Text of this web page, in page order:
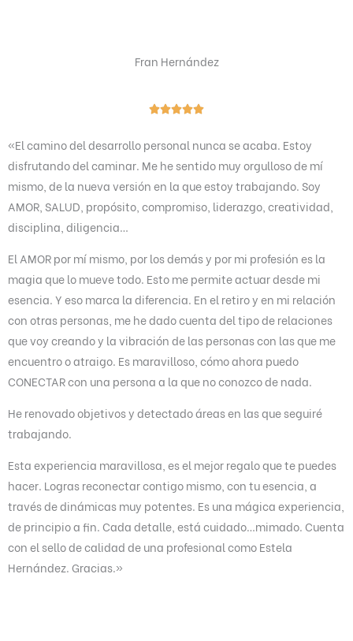
5
e
Fran Hernández
V
l
o
r
a
«El camino del desarrollo personal nunca se acaba. Estoy
disfrutando del caminar. Me he sentido muy orgulloso de mí
mismo, de la nueva versión en la que estoy trabajando. Soy
AMOR, SALUD, propósito, compromiso, liderazgo, creatividad,
disciplina, diligencia…
El AMOR por mí mismo, por los demás y por mi profesión es la
magia que lo mueve todo. Esto me permite actuar desde mi
esencia. Y eso marca la diferencia. En el retiro y en mi relación
con otras personas, me he dado cuenta del tipo de relaciones
que voy creando y la vibración de las personas con las que me
encuentro o atraigo. Es maravilloso, cómo ahora puedo
CONECTAR con una persona a la que no conozco de nada.
He renovado objetivos y detectado áreas en las que seguiré
trabajando.
Esta experiencia maravillosa, es el mejor regalo que te puedes
hacer. Logras reconectar contigo mismo, con tu esencia, a
través de dinámicas muy potentes. Es una mágica experiencia,
de principio a fin. Cada detalle, está cuidado…mimado. Cuenta
con el sello de calidad de una profesional como Estela
Hernández. Gracias.»